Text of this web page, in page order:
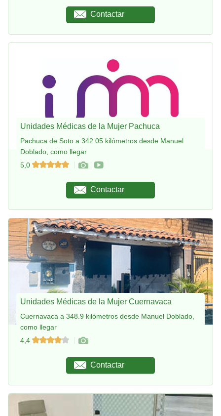
Contactar
Unidades Médicas de la Mujer Pachuca
Pachuca de Soto a 342.05 kilómetros desde Manuel
Doblado, como llegar
5,0
Contactar
Unidades Médicas de la Mujer Cuernavaca
Cuernavaca a 348.9 kilómetros desde Manuel Doblado,
como llegar
4,4
Contactar